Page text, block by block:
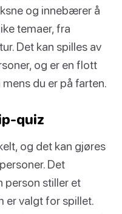
og innebærer å
temaer, fra
Det kan spilles av
og er en flott
du er på farten.
quiz
og det kan gjøres
Det
person stiller et
er valgt for spillet.